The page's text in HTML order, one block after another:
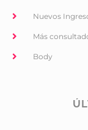
Nuevos
Más
Body